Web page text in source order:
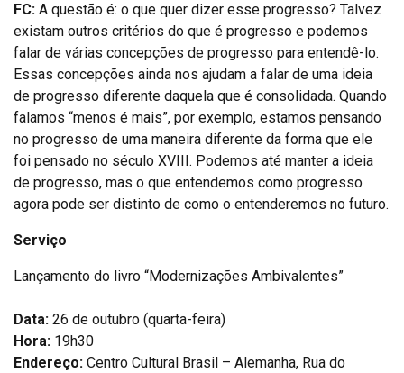
FC: A questão é: o que quer dizer esse progresso? Talvez
existam outros critérios do que é progresso e podemos
falar de várias concepções de progresso para entendê-lo.
Essas concepções ainda nos ajudam a falar de uma ideia
de progresso diferente daquela que é consolidada. Quando
falamos “menos é mais”, por exemplo, estamos pensando
no progresso de uma maneira diferente da forma que ele
foi pensado no século XVIII. Podemos até manter a ideia
de progresso, mas o que entendemos como progresso
agora pode ser distinto de como o entenderemos no futuro.
Serviço
Lançamento do livro “Modernizações Ambivalentes”
Data: 26 de outubro (quarta-feira)
Hora: 19h30
Endereço: Centro Cultural Brasil – Alemanha, Rua do